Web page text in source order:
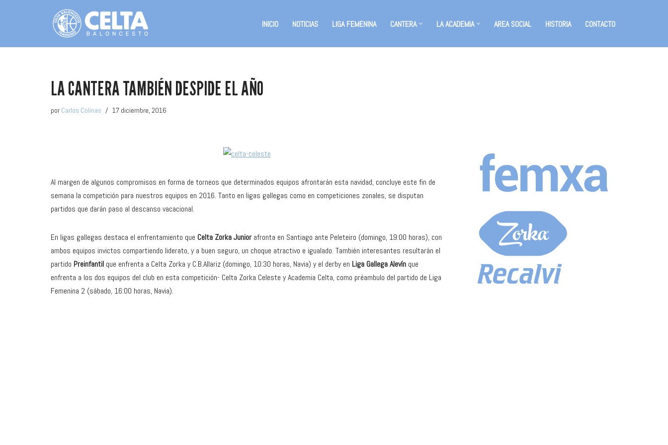
INICIO NOTICIAS LIGA FEMENINA CANTERA LA ACADEMIA AREA SOCIAL HISTORIA CONTACTO
LA CANTERA TAMBIÉN DESPIDE EL AÑO
por Carlos Colinas 17 diciembre, 2016
Al margen de algunos compromisos en forma de torneos que determinados equipos afrontarán esta navidad, concluye este fin de
semana la competición para nuestros equipos en 2016. Tanto en ligas gallegas como en competiciones zonales, se disputan
partidos que darán paso al descanso vacacional.
En ligas gallegas destaca el enfrentamiento que Celta Zorka Junior afronta en Santiago ante Peleteiro (domingo, 19:00 horas), con
ambos equipos invictos compartiendo liderato, y a buen seguro, un choque atractivo e igualado. También interesantes resultarán el
partido Preinfantil que enfrenta a Celta Zorka y C.B.Allariz (domingo, 10:30 horas, Navia) y el derby en Liga Gallega Alevín que
enfrenta a los dos equipos del club en esta competición- Celta Zorka Celeste y Academia Celta, como préambulo del partido de Liga
Femenina 2 (sábado, 16:00 horas, Navia).